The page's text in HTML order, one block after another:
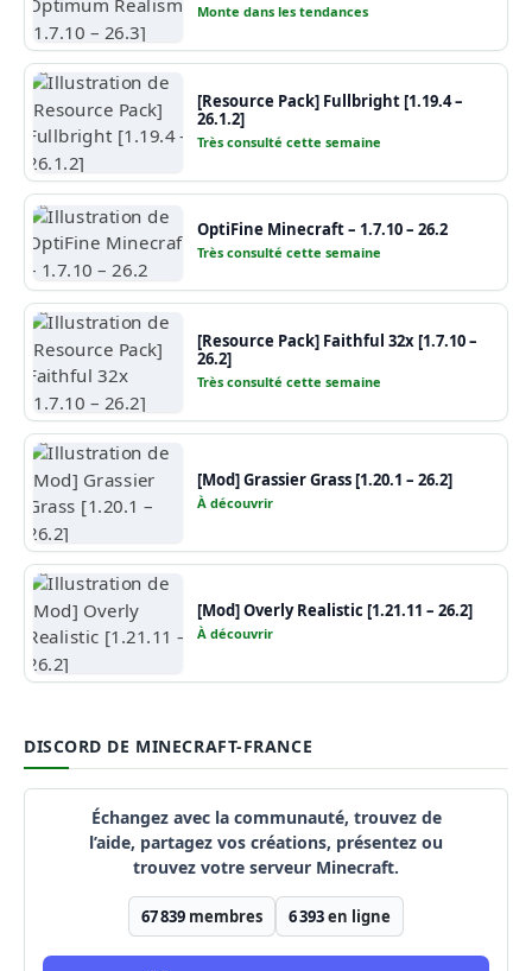
Monte dans les tendances
[Resource Pack] Fullbright [1.19.4 –
26.1.2]
Très consulté cette semaine
OptiFine Minecraft – 1.7.10 – 26.2
Très consulté cette semaine
[Resource Pack] Faithful 32x [1.7.10 –
26.2]
Très consulté cette semaine
[Mod] Grassier Grass [1.20.1 – 26.2]
À découvrir
[Mod] Overly Realistic [1.21.11 – 26.2]
À découvrir
DISCORD DE MINECRAFT-FRANCE
Échangez avec la communauté, trouvez de
l’aide, partagez vos créations, présentez ou
trouvez votre serveur Minecraft.
67 839 membres 6 393en ligne